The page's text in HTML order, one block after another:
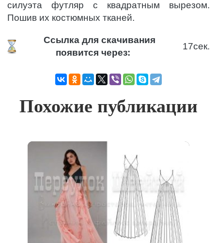
силуэта футляр с квадратным вырезом.
Пошив их костюмных тканей.
Ссылка для скачивания
появится через:
17сек.
Похожие публикации